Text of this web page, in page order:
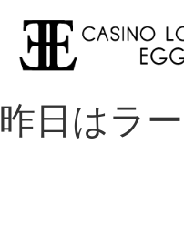
昨日はラ